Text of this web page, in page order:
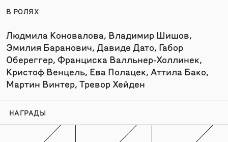
В РОЛЯХ
Людмила Коновалова, Владимир Шишов,
Эмилия Баранович, Давиде Дато, Габор
Обереггер, Франциска Валльнер-Холлинек,
Кристоф Венцель, Ева Полацек, Аттила Бако,
Мартин Винтер, Тревор Хейден
НАГРАДЫ